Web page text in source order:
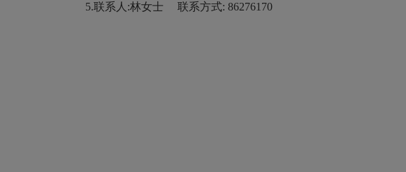
5.联系人:林女士 联系方式: 86276170